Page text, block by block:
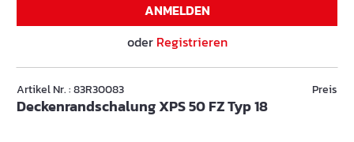
ANMELDEN
oder Registrieren
Artikel Nr. : 83R30083
Deckenrandschalung XPS 50 FZ Typ 18
Preis